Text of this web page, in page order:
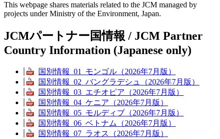
This webpage shares materials related to the JCM managed by
projects under Ministry of the Environment, Japan.
JCMパートナー国情報 / JCM Partner
Country Information (Japanese only)
国別情報_01_モンゴル（2026年7月版）
国別情報_02_バングラデシュ（2026年7月版）
国別情報_03_エチオピア（2026年7月版）
国別情報_04_ケニア（2026年7月版）
国別情報_05_モルディブ（2026年7月版）
国別情報_06_ベトナム（2026年7月版）
国別情報_07_ラオス（2026年7月版）